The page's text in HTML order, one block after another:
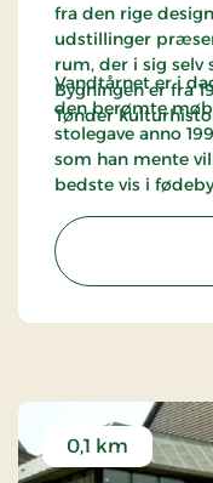
fra den rige
udstillinger
rum, der i sig selv
Bygningen er fra
Tønder
Vandtårnet er i
den berømte
stolegave anno
som han mente
bedste vis i
0,1 km